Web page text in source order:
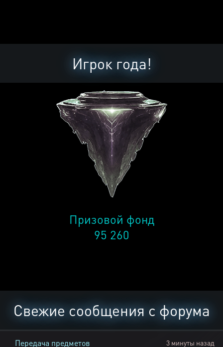
Игрок года!
Призовой фонд
95 260
Свежие сообщения с форума
Передача предметов 3 минуты назад